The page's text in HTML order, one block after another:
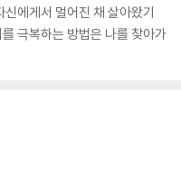
에게서 멀어진 채 살아왔기
극복하는 방법은 나를 찾아가